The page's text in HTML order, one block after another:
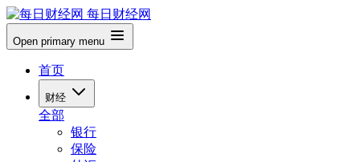
每日财经网
Open primary menu
首页
财经
全部
银行
保险